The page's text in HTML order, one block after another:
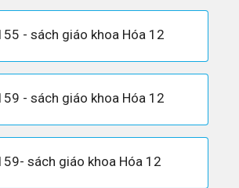
- sách giáo khoa Hóa 12
- sách giáo khoa Hóa 12
sách giáo khoa Hóa 12